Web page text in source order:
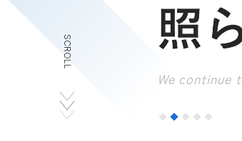
We continue
SCROLL